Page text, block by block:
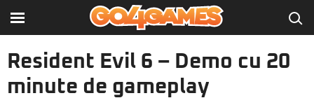
Resident Evil 6 – Demo cu 20
minute de gameplay